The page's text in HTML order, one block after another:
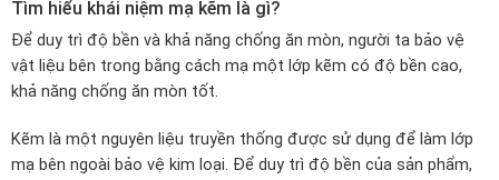
Tìm hiểu khái niệm mạ kẽm là gì?
Để duy trì độ bền và khả năng chống ăn mòn, người ta bảo vệ
vật liệu bên trong bằng cách mạ một lớp kẽm có độ bền cao,
khả năng chống ăn mòn tốt.
Kẽm là một nguyên liệu truyền thống được sử dụng để làm lớp
mạ bên ngoài bảo vệ kim loại. Để duy trì độ bền của sản phẩm,